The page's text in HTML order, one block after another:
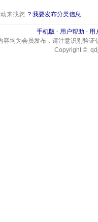
来找您 ？我要发布分类信息
手机版 - 用户帮助 - 用
容均为会员发布，请注意识别验
Copyright ©